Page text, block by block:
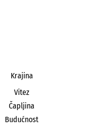
Krajina
Vitez
Čapljina
Budućnost